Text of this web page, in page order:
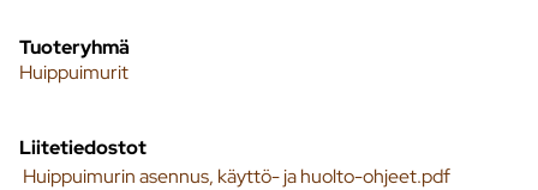
Tuoteryhmä
Huippuimurit
Liitetiedostot
Huippuimurin asennus, käyttö- ja huolto-ohjeet.pdf